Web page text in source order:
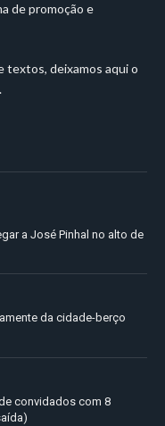
de promoção e
textos, deixamos aqui o
.
a José Pinhal no alto de
da cidade-berço
convidados com 8